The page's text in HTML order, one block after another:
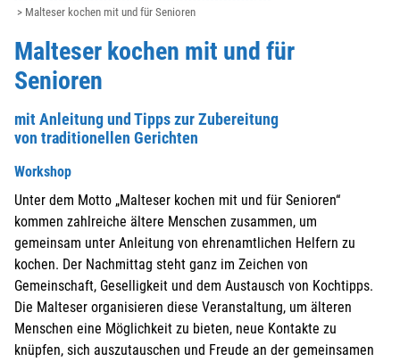
Malteser kochen mit und für Senioren
Malteser kochen mit und für
Senioren
mit Anleitung und Tipps zur Zubereitung
von traditionellen Gerichten
Workshop
Unter dem Motto „Malteser kochen mit und für Senioren“
kommen zahlreiche ältere Menschen zusammen, um
gemeinsam unter Anleitung von ehrenamtlichen Helfern zu
kochen. Der Nachmittag steht ganz im Zeichen von
Gemeinschaft, Geselligkeit und dem Austausch von Kochtipps.
Die Malteser organisieren diese Veranstaltung, um älteren
Menschen eine Möglichkeit zu bieten, neue Kontakte zu
knüpfen, sich auszutauschen und Freude an der gemeinsamen